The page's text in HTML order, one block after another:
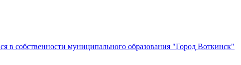
в собственности муниципального образования "Город Воткинск"